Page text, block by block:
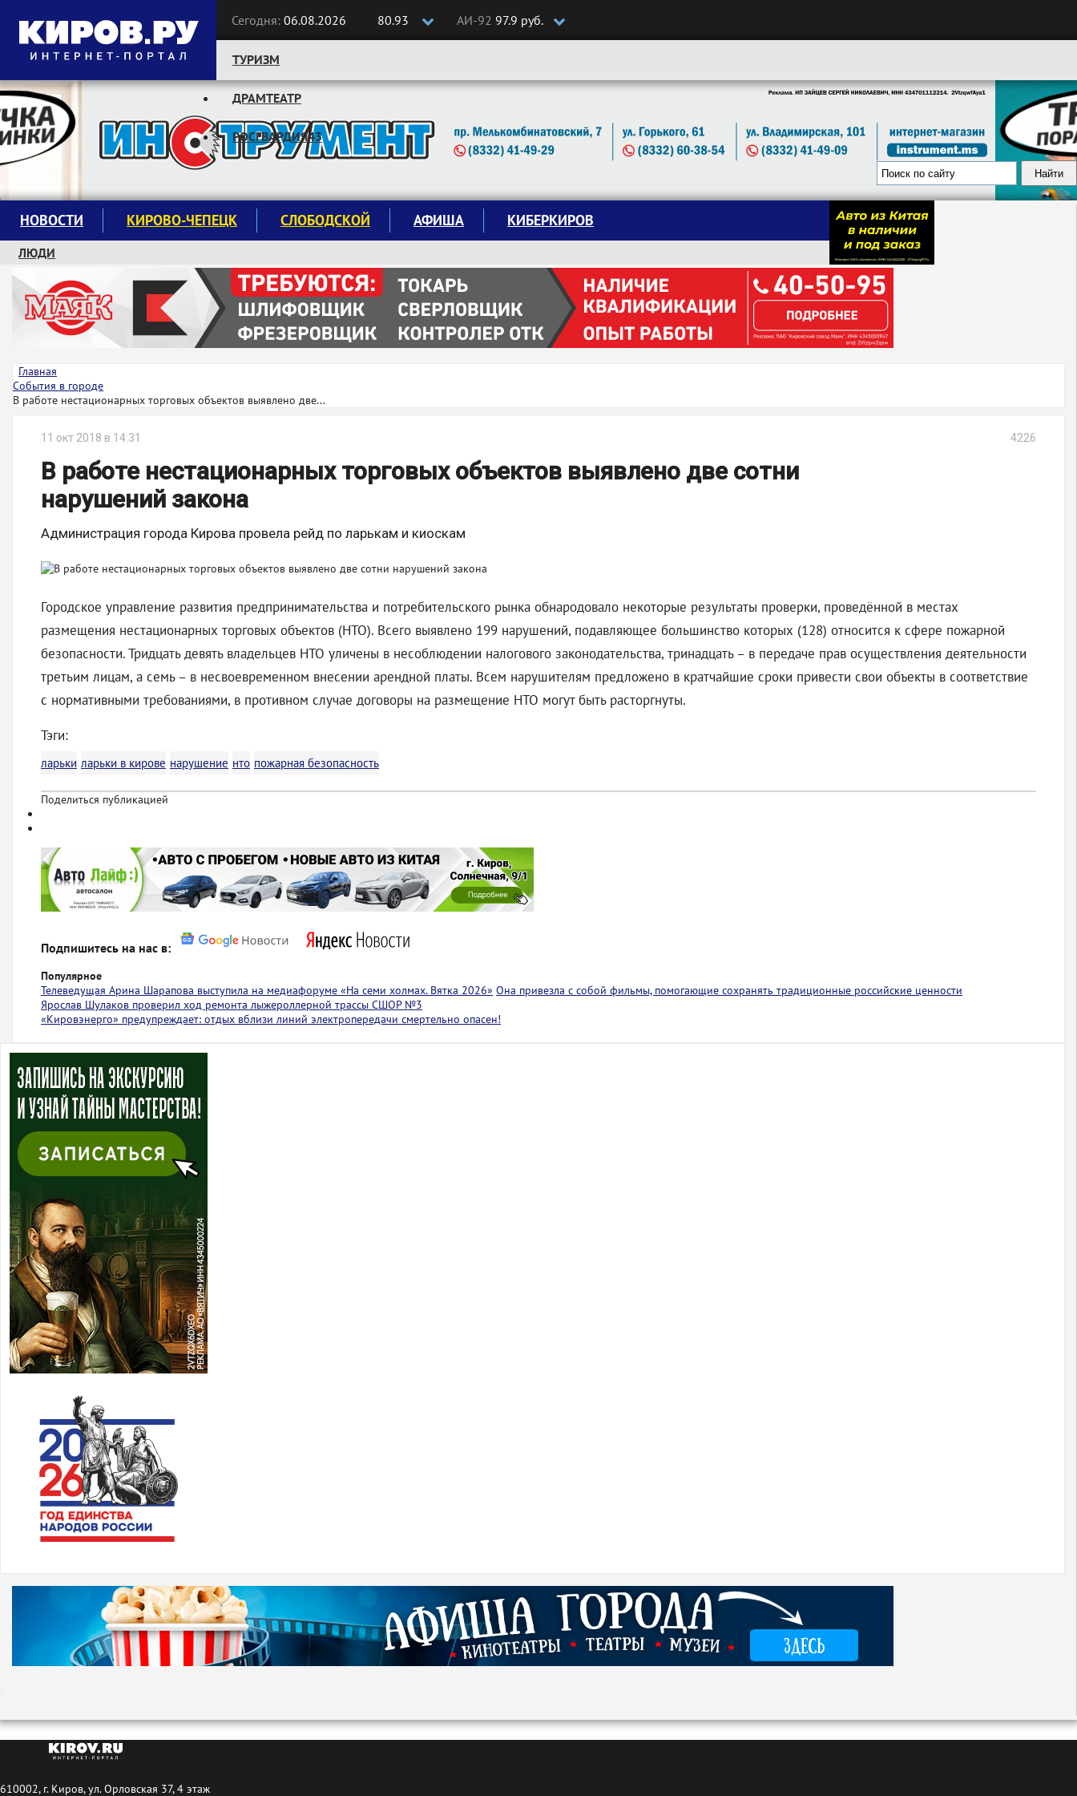
Сегодня: 06.08.2026 80.93 АИ-92 97.9 руб.
Следите за новостями:
ТУРИЗМ
ДРАМТЕАТР
РОСГВАРДИЯ43
НОВОСТИ КИРОВО-ЧЕПЕЦК СЛОБОДСКОЙ АФИША КИБЕРКИРОВ
ЛЮДИ
КРУЖКИ И СЕКЦИИ
ЗАВОДУ "МАЯК" 85 ЛЕТ
ЭКОЛОГИЯ
Главная
События в городе
В работе нестационарных торговых объектов выявлено две...
11 окт 2018 в 14:31 4226
В работе нестационарных торговых объектов выявлено две сотни
нарушений закона
Администрация города Кирова провела рейд по ларькам и киоскам
Городское управление развития предпринимательства и потребительского рынка обнародовало некоторые результаты проверки, проведённой в местах
размещения нестационарных торговых объектов (НТО). Всего выявлено 199 нарушений, подавляющее большинство которых (128) относится к сфере пожарной
безопасности. Тридцать девять владельцев НТО уличены в несоблюдении налогового законодательства, тринадцать – в передаче прав осуществления деятельности
третьим лицам, а семь – в несвоевременном внесении арендной платы. Всем нарушителям предложено в кратчайшие сроки привести свои объекты в соответствие
с нормативными требованиями, в противном случае договоры на размещение НТО могут быть расторгнуты.
Тэги:
ларьки ларьки в кирове нарушение нто пожарная безопасность
Поделиться публикацией
Подпишитесь на нас в:
Популярное
Телеведущая Арина Шарапова выступила на медиафоруме «На семи холмах. Вятка 2026» Она привезла с собой фильмы, помогающие сохранять традиционные российские ценности
Ярослав Шулаков проверил ход ремонта лыжероллерной трассы СШОР №3
«Кировэнерго» предупреждает: отдых вблизи линий электропередачи смертельно опасен!
610002, г. Киров, ул. Орловская 37, 4 этаж